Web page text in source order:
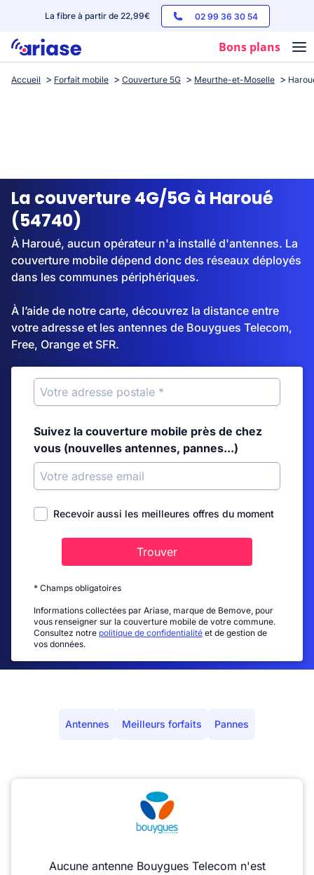
La fibre à partir de 22,99€ 02 99 36 30 54
Bons plans
Box internet
Streaming
Accueil Forfait mobile Couverture 5G Meurthe-et-Moselle
La couverture 4G/5G à Haroué
(54740)
À Haroué, aucun opérateur n'a installé d'antennes. La
couverture mobile dépend donc des réseaux déployés
dans les communes périphériques.
À l’aide de notre carte, découvrez la distance entre
votre adresse et les antennes de Bouygues Telecom,
Free, Orange et SFR.
Suivez la couverture mobile près de chez
vous (nouvelles antennes, pannes...)
Recevoir aussi les meilleures offres du moment
Trouver
* Champs obligatoires
Informations collectées par Ariase, marque de Bemove, pour
vous renseigner sur la couverture mobile de votre commune.
Consultez notre politique de confidentialité et de gestion de
vos données.
Antennes Meilleurs forfaits Pannes
Aucune antenne Bouygues Telecom n'est